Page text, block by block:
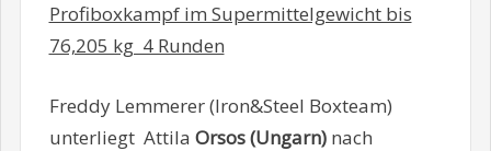
Profiboxkampf im Supermittelgewicht bis
76,205 kg 4 Runden
Freddy Lemmerer (Iron&Steel Boxteam)
unterliegt Attila Orsos (Ungarn) nach